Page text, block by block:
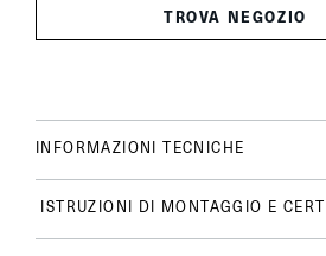
TROVA NEGOZIO
INFORMAZIONI TECNICHE
ISTRUZIONI DI MONTAGGIO E